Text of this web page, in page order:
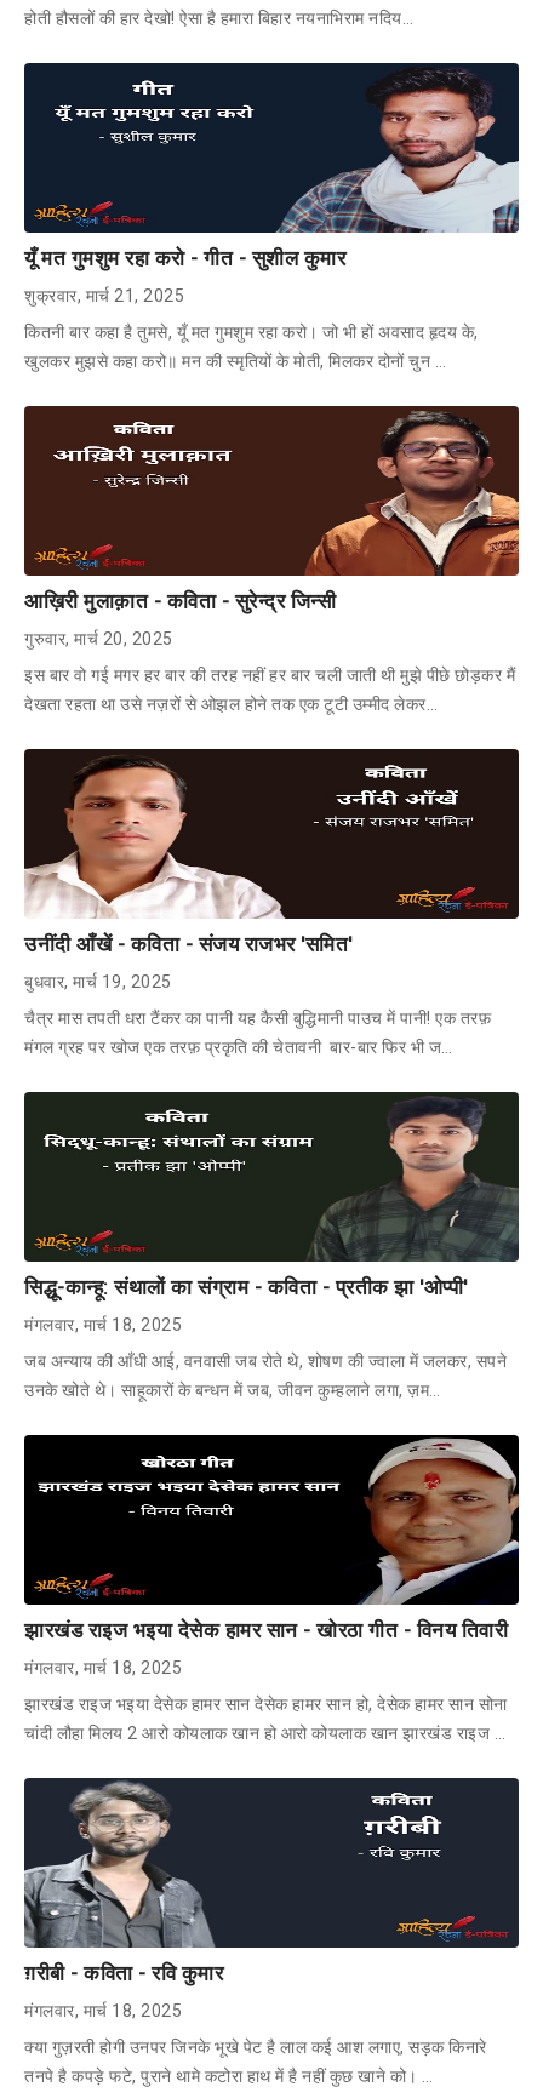
होती हौसलों की हार देखो! ऐसा है हमारा बिहार नयनाभिराम नदिय…
यूँ मत गुमशुम रहा करो - गीत - सुशील कुमार
शुक्रवार, मार्च 21, 2025
कितनी बार कहा है तुमसे, यूँ मत गुमशुम रहा करो। जो भी हों अवसाद हृदय के,
खुलकर मुझसे कहा करो॥ मन की स्मृतियों के मोती, मिलकर दोनों चुन …
आख़िरी मुलाक़ात - कविता - सुरेन्द्र जिन्सी
गुरुवार, मार्च 20, 2025
इस बार वो गई मगर हर बार की तरह नहीं हर बार चली जाती थी मुझे पीछे छोड़कर मैं
देखता रहता था उसे नज़रों से ओझल होने तक एक टूटी उम्मीद लेकर…
उनींदी आँखें - कविता - संजय राजभर 'समित'
बुधवार, मार्च 19, 2025
चैत्र मास तपती धरा टैंकर का पानी यह कैसी बुद्धिमानी पाउच में पानी! एक तरफ़
मंगल ग्रह पर खोज एक तरफ़ प्रकृति की चेतावनी बार-बार फिर भी ज…
सिद्धू-कान्हू: संथालों का संग्राम - कविता - प्रतीक झा 'ओप्पी'
मंगलवार, मार्च 18, 2025
जब अन्याय की आँधी आई, वनवासी जब रोते थे, शोषण की ज्वाला में जलकर, सपने
उनके खोते थे। साहूकारों के बन्धन में जब, जीवन कुम्हलाने लगा, ज़म…
झारखंड राइज भइया देसेक हामर सान - खोरठा गीत - विनय तिवारी
मंगलवार, मार्च 18, 2025
झारखंड राइज भइया देसेक हामर सान देसेक हामर सान हो, देसेक हामर सान सोना
चांदी लौहा मिलय 2 आरो कोयलाक खान हो आरो कोयलाक खान झारखंड राइज …
ग़रीबी - कविता - रवि कुमार
मंगलवार, मार्च 18, 2025
क्या गुज़रती होगी उनपर जिनके भूखे पेट है लाल कई आश लगाए, सड़क किनारे
तनपे है कपड़े फटे, पुराने थामे कटोरा हाथ में है नहीं कुछ खाने को। …